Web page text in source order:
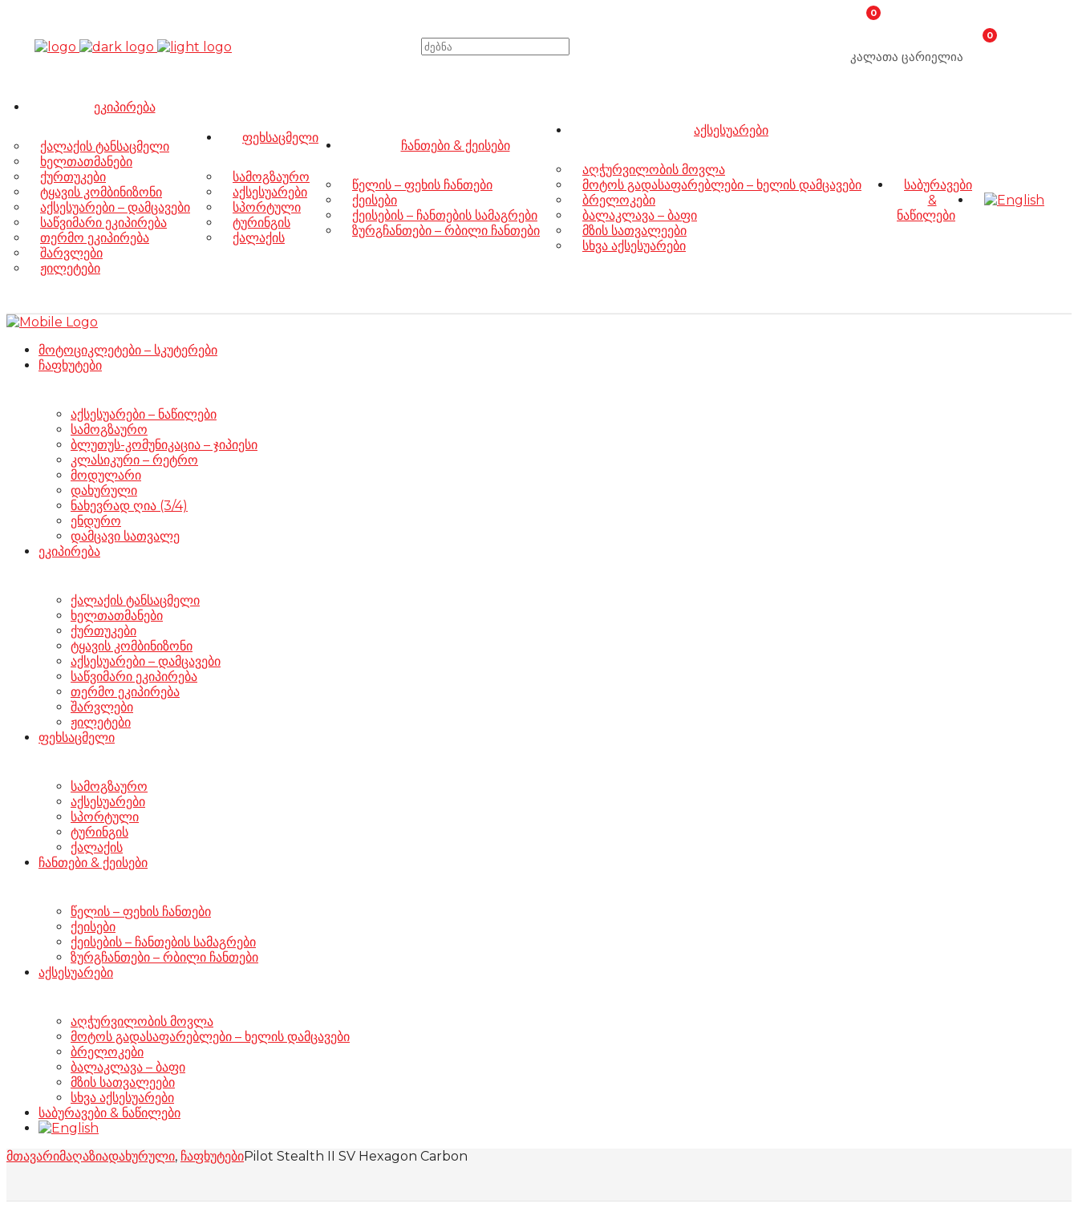
0
კალათა ცარიელია
0
ეკიპირება
ქალაქის ტანსაცმელი
ხელთათმანები
ქურთუკები
ტყავის კომბინიზონი
აქსესუარები – დამცავები
საწვიმარი ეკიპირება
თერმო ეკიპირება
შარვლები
ჟილეტები
ფეხსაცმელი
სამოგზაურო
აქსესუარები
სპორტული
ტურინგის
ქალაქის
ჩანთები & ქეისები
წელის – ფეხის ჩანთები
ქეისები
ქეისების – ჩანთების სამაგრები
ზურგჩანთები – რბილი ჩანთები
აქსესუარები
აღჭურვილობის მოვლა
მოტოს გადასაფარებლები – ხელის დამცავები
ბრელოკები
ბალაკლავა – ბაფი
მზის სათვალეები
სხვა აქსესუარები
საბურავები
&
ნაწილები
მოტოციკლეტები – სკუტერები
ჩაფხუტები
აქსესუარები – ნაწილები
სამოგზაურო
ბლუთუს-კომუნიკაცია – ჯიპიესი
კლასიკური – რეტრო
მოდულარი
დახურული
ნახევრად ღია (3/4)
ენდურო
დამცავი სათვალე
ეკიპირება
ქალაქის ტანსაცმელი
ხელთათმანები
ქურთუკები
ტყავის კომბინიზონი
აქსესუარები – დამცავები
საწვიმარი ეკიპირება
თერმო ეკიპირება
შარვლები
ჟილეტები
ფეხსაცმელი
სამოგზაურო
აქსესუარები
სპორტული
ტურინგის
ქალაქის
ჩანთები & ქეისები
წელის – ფეხის ჩანთები
ქეისები
ქეისების – ჩანთების სამაგრები
ზურგჩანთები – რბილი ჩანთები
აქსესუარები
აღჭურვილობის მოვლა
მოტოს გადასაფარებლები – ხელის დამცავები
ბრელოკები
ბალაკლავა – ბაფი
მზის სათვალეები
სხვა აქსესუარები
საბურავები & ნაწილები
მთავარიმაღაზიადახურული, ჩაფხუტებიPilot Stealth II SV Hexagon Carbon